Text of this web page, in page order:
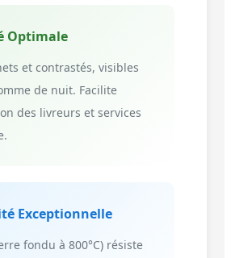
Optimale
et contrastés, visibles
de nuit. Facilite
des livreurs et services
Exceptionnelle
fondu à 800°C) résiste